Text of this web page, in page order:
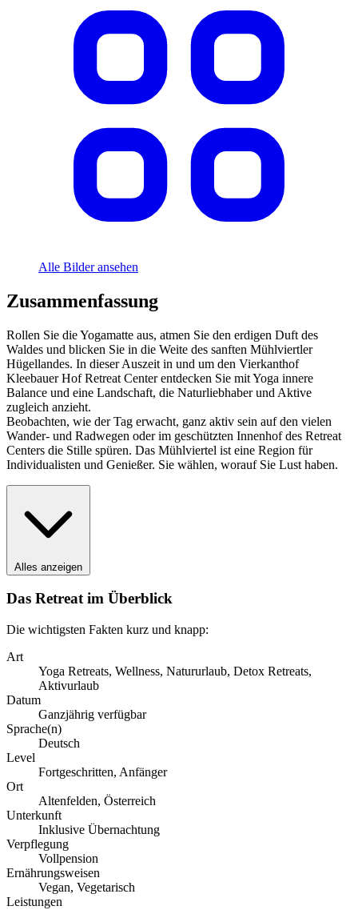
Alle Bilder ansehen
Zusammenfassung
Rollen Sie die Yogamatte aus, atmen Sie den erdigen Duft des
Waldes und blicken Sie in die Weite des sanften Mühlviertler
Hügellandes. In dieser Auszeit in und um den Vierkanthof
Kleebauer Hof Retreat Center entdecken Sie mit Yoga innere
Balance und eine Landschaft, die Naturliebhaber und Aktive
zugleich anzieht.
Beobachten, wie der Tag erwacht, ganz aktiv sein auf den vielen
Wander- und Radwegen oder im geschützten Innenhof des Retreat
Centers die Stille spüren. Das Mühlviertel ist eine Region für
Individualisten und Genießer. Sie wählen, worauf Sie Lust haben.
Alles anzeigen
Das Retreat im Überblick
Die wichtigsten Fakten kurz und knapp:
Art
Yoga Retreats, Wellness, Natururlaub, Detox Retreats,
Aktivurlaub
Datum
Ganzjährig verfügbar
Sprache(n)
Deutsch
Level
Fortgeschritten, Anfänger
Ort
Altenfelden, Österreich
Unterkunft
Inklusive Übernachtung
Verpflegung
Vollpension
Ernährungsweisen
Vegan, Vegetarisch
Leistungen